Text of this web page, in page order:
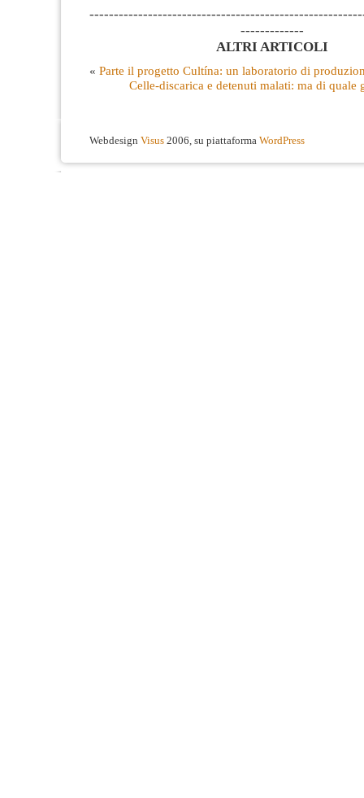
-------------
ALTRI ARTICOLI
« Parte il progetto Cultína: un laboratorio di
Celle-discarica e detenuti malati: ma di quale
Webdesign Visus 2006, su piattaforma WordPress